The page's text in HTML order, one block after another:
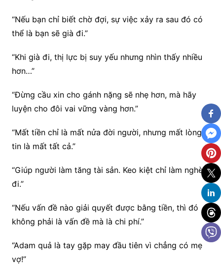
“Nếu bạn chỉ biết chờ đợi, sự việc xảy ra sau đó có
thể là bạn sẽ già đi.”
“Khi già đi, thị lực bị suy yếu nhưng nhìn thấy nhiều
hơn…”
“Đừng cầu xin cho gánh nặng sẽ nhẹ hơn, mà hãy
luyện cho đôi vai vững vàng hơn.”
“Mất tiền chỉ là mất nửa đời người, nhưng mất lòng
tin là mất tất cả.”
“Giúp người làm tăng tài sản. Keo kiệt chỉ làm nghèo
đi.”
“Nếu vấn đề nào giải quyết được bằng tiền, thì đó
không phải là vấn đề mà là chi phí.”
“Adam quả là tay gặp may đầu tiên vì chẳng có mẹ
vợ!”